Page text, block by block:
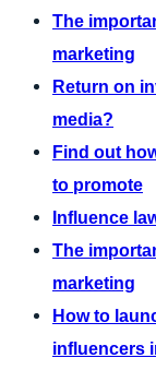
The
marketing
Return on
media?
Find out
to promote
Influence
The
marketing
How to
influencers